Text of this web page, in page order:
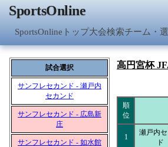
SportsOnline
SportsOnlineトップ大会検索チーム・
試合選択
サンフレセカンド - 瀬戸内
セカンド
サンフレセカンド - 広島新
庄
サンフレセカンド - 如水館
高円宮杯
順
位
1
瀬戸内
ド